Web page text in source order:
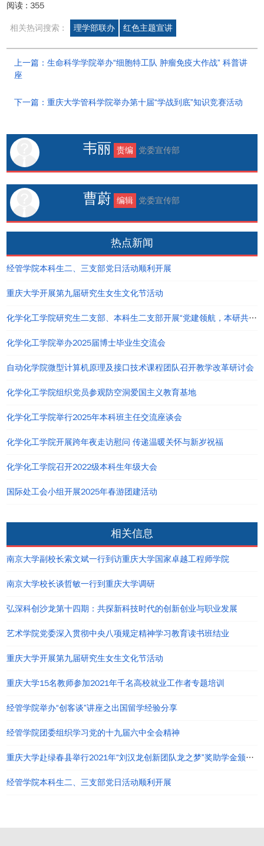
阅读 : 355
相关热词搜索 : 理学部联办 红色主题宣讲
上一篇：生命科学学院举办“细胞特工队 肿瘤免疫大作战” 科普讲
座
下一篇：重庆大学管科学院举办第十届“学战到底”知识竞赛活动
韦丽 责编 党委宣传部
曹蔚 编辑 党委宣传部
热点新闻
经管学院本科生二、三支部党日活动顺利开展
重庆大学开展第九届研究生女生文化节活动
化学化工学院研究生二支部、本科生二支部开展“党建领航，本研共进”主题党日活动
化学化工学院举办2025届博士毕业生交流会
自动化学院微型计算机原理及接口技术课程团队召开教学改革研讨会
化学化工学院组织党员参观防空洞爱国主义教育基地
化学化工学院举行2025年本科班主任交流座谈会
化学化工学院开展跨年夜走访慰问 传递温暖关怀与新岁祝福
化学化工学院召开2022级本科生年级大会
国际处工会小组开展2025年春游团建活动
相关信息
南京大学副校长索文斌一行到访重庆大学国家卓越工程师学院
南京大学校长谈哲敏一行到重庆大学调研
弘深科创沙龙第十四期：共探新科技时代的创新创业与职业发展
艺术学院党委深入贯彻中央八项规定精神学习教育读书班结业
重庆大学开展第九届研究生女生文化节活动
重庆大学15名教师参加2021年千名高校就业工作者专题培训
经管学院举办“创客谈”讲座之出国留学经验分享
经管学院团委组织学习党的十九届六中全会精神
重庆大学赴绿春县举行2021年“刘汉龙创新团队龙之梦”奖助学金颁发仪式
经管学院本科生二、三支部党日活动顺利开展